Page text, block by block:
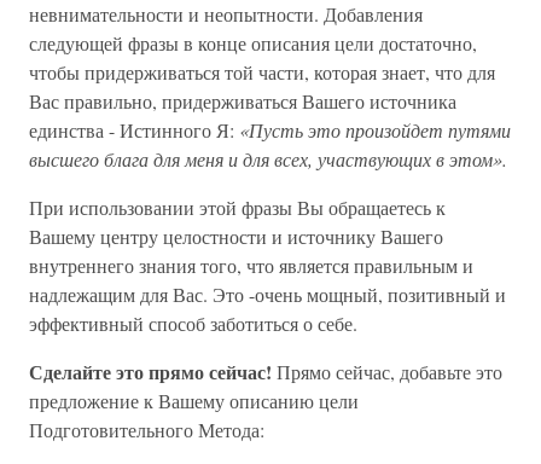
невнимательности и неопытности. Добавления
следующей фразы в конце описания цели достаточно,
чтобы придерживаться той части, которая знает, что для
Вас правильно, придерживаться Вашего источника
единства - Истинного Я: «Пусть это произойдет путями
высшего блага для меня и для всех, участвующих в этом».
При использовании этой фразы Вы обращаетесь к
Вашему центру целостности и источнику Вашего
внутреннего знания того, что является правильным и
надлежащим для Вас. Это -очень мощный, позитивный и
эффективный способ заботиться о себе.
Сделайте это прямо сейчас! Прямо сейчас, добавьте это
предложение к Вашему описанию цели
Подготовительного Метода: